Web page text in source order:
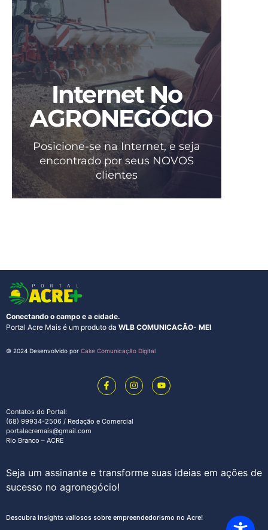
Internet No
AGRONEGÓCIO
Posicione-se na Internet, e seja
encontrado por seus NOVOS
clientes
Conectando o campo e a cidade.
Portal Acre Mais é um produto da WLB COMUNICACÃO- MEI
© 2024 Desenvolvido por Cake Comunicação Digital
Contatos do Portal:
(68) 99934-2506 / Redação e Comercial
portalacremais@gmail.com
Rio Branco – ACRE
Seja um assinante e transforme suas ideias em ações de
sucesso no agronegócio!
Descubra insights valiosos sobre empreendedorismo no Acre!